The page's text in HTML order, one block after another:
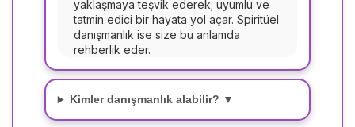
yaklaşmaya teşvik ederek; uyumlu ve
tatmin edici bir hayata yol açar. Spiritüel
danışmanlık ise size bu anlamda
rehberlik eder.
Kimler danışmanlık alabilir? ▼